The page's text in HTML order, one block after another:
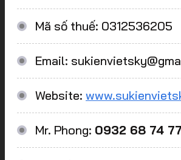
Mã số thuế: 0312536205
Email:
Website:
Mr. Phong: 0932 68 74 77